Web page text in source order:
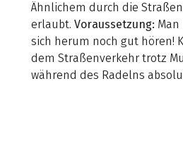
Ähnlichem durch die
erlaubt. Voraussetzung:
sich herum noch gut hören!
dem Straßenverkehr trotz
während des Radelns